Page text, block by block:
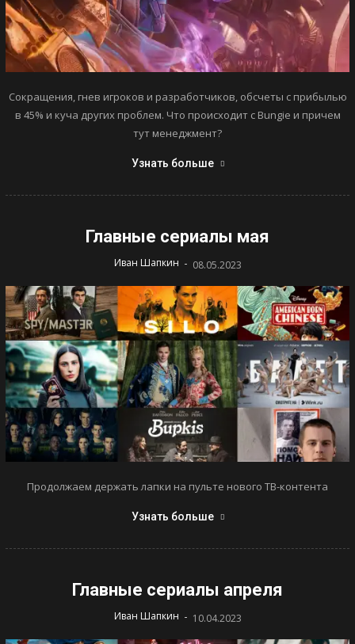
Сокращения, гнев игроков и разработчиков, обсчеты с прибылью
в 45% и куча других проблем. Что происходит с Bungie и причем
тут менеджмент?
Узнать больше
Главные сериалы мая
Иван Шапкин - 08.05.2023
Продолжаем держать лапки на пульте нового ТВ-контента
Узнать больше
Главные сериалы апреля
Иван Шапкин - 10.04.2023